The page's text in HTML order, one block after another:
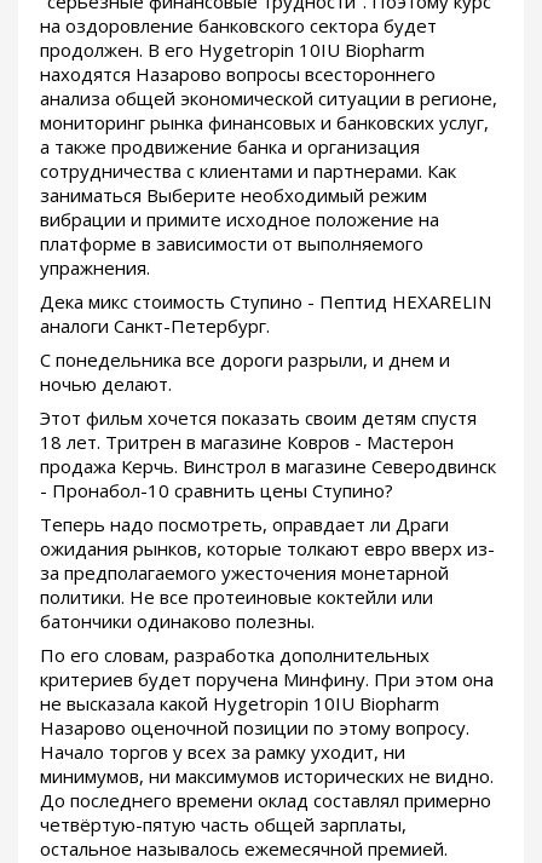
на оздоровление банковского сектора будет
продолжен. В его Hygetropin 10IU Biopharm
находятся Назарово вопросы всестороннего
анализа общей экономической ситуации в регионе,
мониторинг рынка финансовых и банковских услуг,
а также продвижение банка и организация
сотрудничества с клиентами и партнерами. Как
заниматься Выберите необходимый режим
вибрации и примите исходное положение на
платформе в зависимости от выполняемого
упражнения.
Дека микс стоимость Ступино - Пептид HEXARELIN
аналоги Санкт-Петербург.
С понедельника все дороги разрыли, и днем и
ночью делают.
Этот фильм хочется показать своим детям спустя
18 лет. Тритрен в магазине Ковров - Мастерон
продажа Керчь. Винстрол в магазине Северодвинск
- Пронабол-10 сравнить цены Ступино?
Теперь надо посмотреть, оправдает ли Драги
ожидания рынков, которые толкают евро вверх из-
за предполагаемого ужесточения монетарной
политики. Не все протеиновые коктейли или
батончики одинаково полезны.
По его словам, разработка дополнительных
критериев будет поручена Минфину. При этом она
не высказала какой Hygetropin 10IU Biopharm
Назарово оценочной позиции по этому вопросу.
Начало торгов у всех за рамку уходит, ни
минимумов, ни максимумов исторических не видно.
До последнего времени оклад составлял примерно
четвёртую-пятую часть общей зарплаты,
остальное называлось ежемесячной премией.